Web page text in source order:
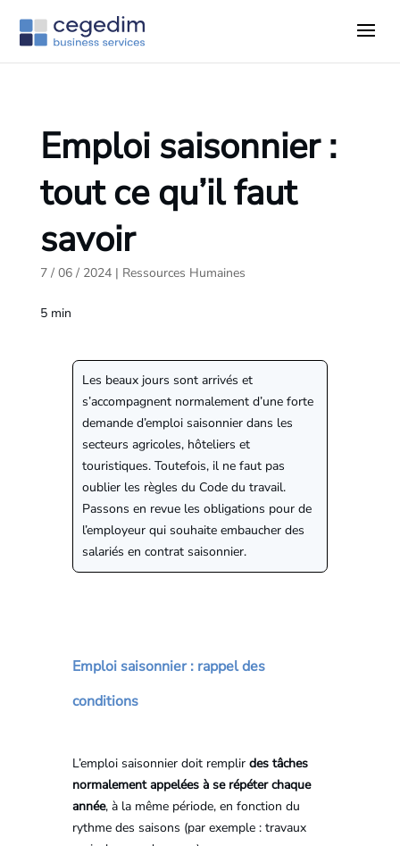
Emploi saisonnier :
tout ce qu’il faut
savoir
7 / 06 / 2024| Ressources Humaines
5 min
Les beaux jours sont arrivés et
s’accompagnent normalement d’une forte
demande d’emploi saisonnier dans les
secteurs agricoles, hôteliers et
touristiques. Toutefois, il ne faut pas
oublier les règles du Code du travail.
Passons en revue les obligations pour de
l’employeur qui souhaite embaucher des
salariés en contrat saisonnier.
Emploi saisonnier : rappel des
conditions
L’emploi saisonnier doit remplir des tâches
normalement appelées à se répéter chaque
année, à la même période, en fonction du
rythme des saisons (par exemple : travaux